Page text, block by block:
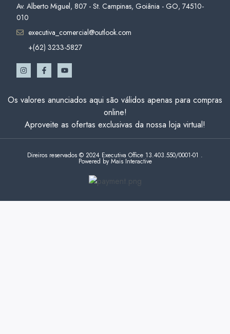
Av. Alberto Miguel, 807 - St. Campinas, Goiânia - GO, 74510-
010
executiva_comercial@outlook.com
+(62) 3233-5827
Os valores anunciados aqui são válidos apenas para compras
online!
Aproveite as ofertas exclusivas da nossa loja virtual!
Direiros reservados © 2024 Executiva Office 13.403.550/0001-01 .
Powered by Mais Interactive